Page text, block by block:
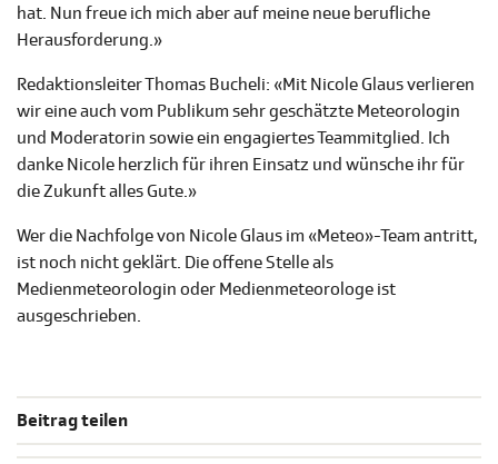
hat. Nun freue ich mich aber auf meine neue berufliche
Herausforderung.»
Redaktionsleiter Thomas Bucheli: «Mit Nicole Glaus verlieren
wir eine auch vom Publikum sehr geschätzte Meteorologin
und Moderatorin sowie ein engagiertes Teammitglied. Ich
danke Nicole herzlich für ihren Einsatz und wünsche ihr für
die Zukunft alles Gute.»
Wer die Nachfolge von Nicole Glaus im «Meteo»-Team antritt,
ist noch nicht geklärt. Die offene Stelle als
Medienmeteorologin oder Medienmeteorologe ist
ausgeschrieben.
Beitrag teilen